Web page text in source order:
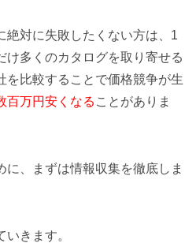
絶対に失敗したくない方は、1
け多くのカタログを取り寄せる
を比較することで価格競争が生
百万円安くなる ことがありま
に、まずは情報収集を徹底しま
きます。